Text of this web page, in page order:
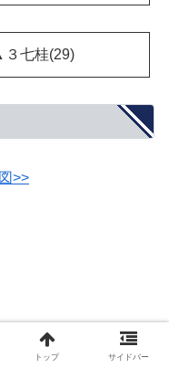
七桂(29)
>>
トップ サイドバー